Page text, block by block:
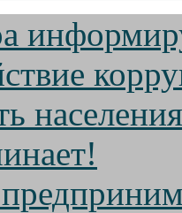
населения